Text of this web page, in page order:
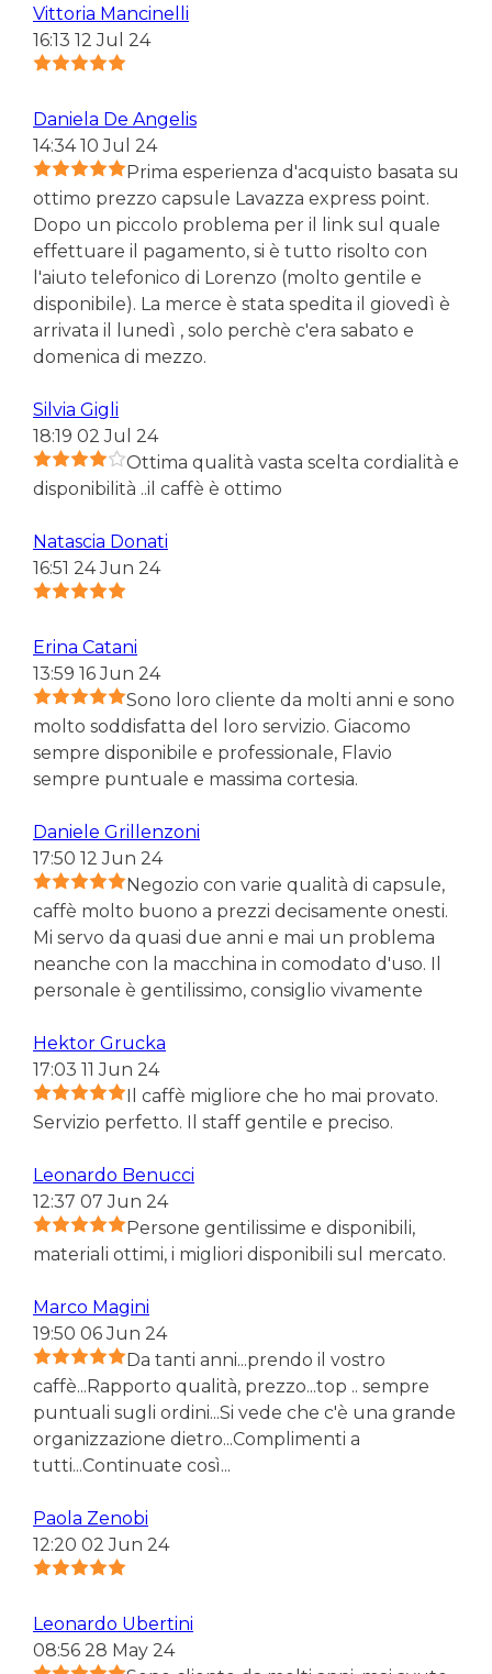
Vittoria Mancinelli
16:13 12 Jul 24
Daniela De Angelis
14:34 10 Jul 24
Prima esperienza d'acquisto basata su
ottimo prezzo capsule Lavazza express point.
Dopo un piccolo problema per il link sul quale
effettuare il pagamento, si è tutto risolto con
l'aiuto telefonico di Lorenzo (molto gentile e
disponibile). La merce è stata spedita il giovedì è
arrivata il lunedì , solo perchè c'era sabato e
domenica di mezzo.
Silvia Gigli
18:19 02 Jul 24
Ottima qualità vasta scelta cordialità e
disponibilità ..il caffè è ottimo
Natascia Donati
16:51 24 Jun 24
Erina Catani
13:59 16 Jun 24
Sono loro cliente da molti anni e sono
molto soddisfatta del loro servizio. Giacomo
sempre disponibile e professionale, Flavio
sempre puntuale e massima cortesia.
Daniele Grillenzoni
17:50 12 Jun 24
Negozio con varie qualità di capsule,
caffè molto buono a prezzi decisamente onesti.
Mi servo da quasi due anni e mai un problema
neanche con la macchina in comodato d'uso. Il
personale è gentilissimo, consiglio vivamente
Hektor Grucka
17:03 11 Jun 24
Il caffè migliore che ho mai provato.
Servizio perfetto. Il staff gentile e preciso.
Leonardo Benucci
12:37 07 Jun 24
Persone gentilissime e disponibili,
materiali ottimi, i migliori disponibili sul mercato.
Marco Magini
19:50 06 Jun 24
Da tanti anni...prendo il vostro
caffè...Rapporto qualità, prezzo...top .. sempre
puntuali sugli ordini...Si vede che c'è una grande
organizzazione dietro...Complimenti a
tutti...Continuate così...
Paola Zenobi
12:20 02 Jun 24
Leonardo Ubertini
08:56 28 May 24